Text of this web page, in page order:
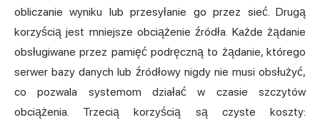
obliczanie wyniku lub przesyłanie go przez sieć. Drugą
korzyścią jest mniejsze obciążenie źródła. Każde żądanie
obsługiwane przez pamięć podręczną to żądanie, którego
serwer bazy danych lub źródłowy nigdy nie musi obsłużyć,
co pozwala systemom działać w czasie szczytów
obciążenia. Trzecią korzyścią są czyste koszty: